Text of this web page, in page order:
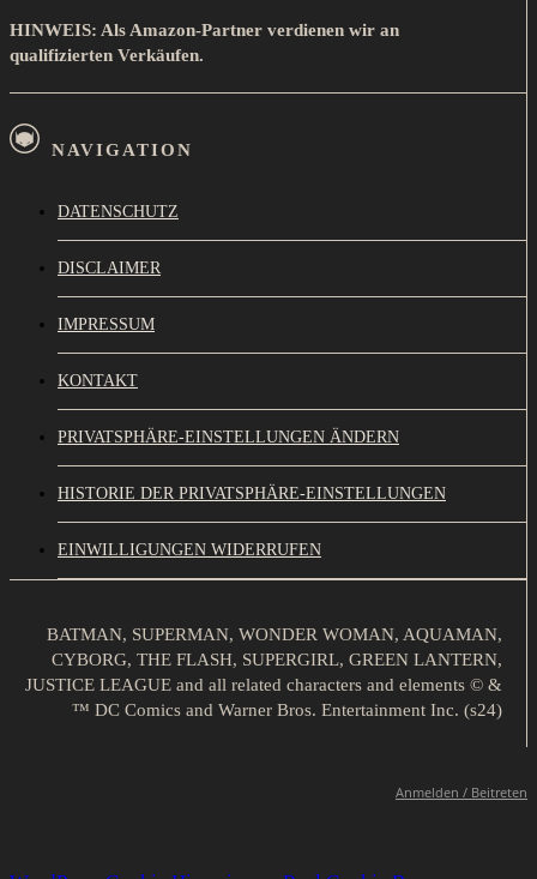
HINWEIS: Als Amazon-Partner verdienen wir an
qualifizierten Verkäufen.
NAVIGATION
DATENSCHUTZ
DISCLAIMER
IMPRESSUM
KONTAKT
PRIVATSPHÄRE-EINSTELLUNGEN ÄNDERN
HISTORIE DER PRIVATSPHÄRE-EINSTELLUNGEN
EINWILLIGUNGEN WIDERRUFEN
BATMAN, SUPERMAN, WONDER WOMAN, AQUAMAN,
CYBORG, THE FLASH, SUPERGIRL, GREEN LANTERN,
JUSTICE LEAGUE and all related characters and elements © &
™ DC Comics and Warner Bros. Entertainment Inc. (s24)
Anmelden / Beitreten